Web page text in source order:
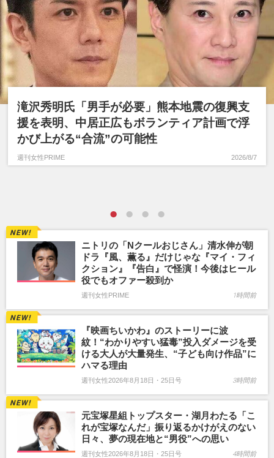
滝沢秀明氏「男手が必要」熊本地震の復興支
援を表明、中居正広もボランティア計画で浮
かび上がる“合流”の可能性
週刊女性PRIME 2026/8/7
ニトリの「Nクールおじさん」清水伸が朝
ドラ『風、薫る』だけじゃな『マイ・フィ
クション』『告白』で怪演！今後はヒール
役でもオファー殺到か
週刊女性PRIME 1時間前
『映画ちいかわ』のストーリーに波
紋！“わかりやすい猛毒”投入ダメージを受
ける大人が大量発生、“子ども向け作品”に
ハマる理由
週刊女性2026年8月18日・25日号 3時間前
元宝塚星組トップスター・湖月わたる「こ
れが宝塚なんだ」振り返るかけがえのない
日々、夢の現在地と“男役”への思い
週刊女性2026年8月18日・25日号 4時間前